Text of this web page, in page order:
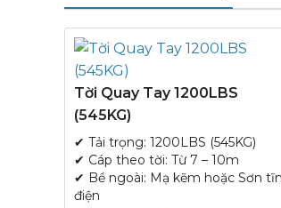
Tời Quay Tay 1200LBS
(545KG)
✔ Tải trọng: 1200LBS (545KG)
✔ Cáp theo tời: Từ 7 – 10m
✔ Bề ngoài: Mạ kẽm hoặc Sơn
điện